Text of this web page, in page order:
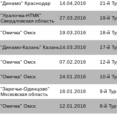
"Динамо" Краснодар 14.04.2016 21-й
"Уралочка-НТМК"
Свердловская область
27.03.2016 19-й
"Омичка" Омск 19.03.2016 18-й
"Динамо-Казань" Казань14.03.2016 17-й
"Омичка" Омск 07.02.2016 12-й
"Омичка" Омск 24.01.2016 10-й
"Заречье-Одинцово"
Московская область
16.01.2016 9-й Тур
"Омичка" Омск 12.01.2016 8-й Тур